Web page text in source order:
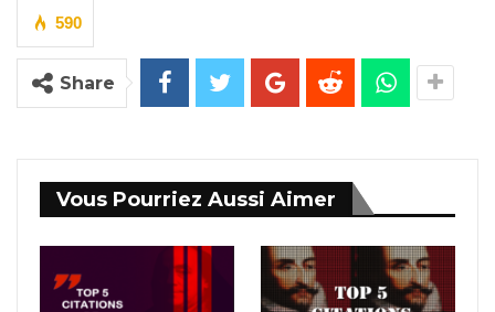
590
Share
Vous Pourriez Aussi Aimer